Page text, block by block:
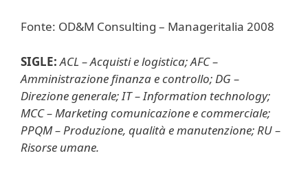
Fonte: OD&M Consulting – Manageritalia 2008
SIGLE: ACL – Acquisti e logistica; AFC –
Amministrazione finanza e controllo; DG –
Direzione generale; IT – Information technology;
MCC – Marketing comunicazione e commerciale;
PPQM – Produzione, qualità e manutenzione; RU –
Risorse umane.